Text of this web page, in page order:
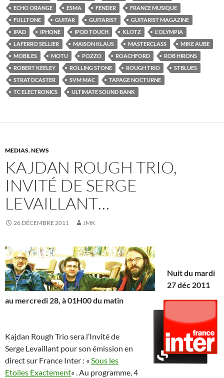
ECHO ORANGE
ESMA FENDER
FRANCE MUSIQUE
FULLTONE
GUITAR GUITARIST
GUITARIST MAGAZINE
IPAD
IPHONE IPOD TOUCH KLOTZ
L'OLYMPIA
LAFERRO SELLIER
MAISON KLAUS MASTERCLASS
MIKE AUBE
MOBILES
MOTU POZZO ROACHFORD
ROB HIRONS
ROBERT KEELEY
ROLLING STONE ROUGH TRIO
STBLUES
STRATOCASTER
SVM MAC
TAPAGE NOCTURNE
TC ELECTRONICS
ULTIMATE SOUND BANK
MEDIAS,NEWS
KAJDAN ROUGH TRIO,
INVITÉ DE SERGE
LEVAILLANT…
26 DÉCEMBRE 2011 JMK
Nuit du mardi
27 déc 2011
au mercredi 28, à 01H00 du matin
Kajdan Rough Trio sera l’Invité de
Serge Levaillant pour son émission en
direct sur France Inter : « Sous les
Etoiles Exactement« . Au programme, 4